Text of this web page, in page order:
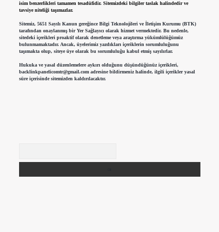
isim benzerlikleri tamamen tesadüfidir. Sitemizdeki bilgiler taslak halindedir ve
tavsiye niteliği taşımazlar.
Sitemiz, 5651 Sayılı Kanun gereğince Bilgi Teknolojileri ve İletişim Kurumu (BTK)
tarafından onaylanmış bir Yer Sağlayıcı olarak hizmet vermektedir. Bu nedenle,
sitedeki içerikleri proaktif olarak denetleme veya araştırma yükümlülüğümüz
bulunmamaktadır. Ancak, üyelerimiz yazdıkları içeriklerin sorumluluğunu
taşımakta olup, siteye üye olarak bu sorumluluğu kabul etmiş sayılırlar.
Hukuka ve yasal düzenlemelere aykırı olduğunu düşündüğünüz içerikleri,
backlinkpanelicomtr@gmail.comadresine bildirmeniz halinde, ilgili içerikler yasal
süre içerisinde sitemizden kaldırılacaktır.